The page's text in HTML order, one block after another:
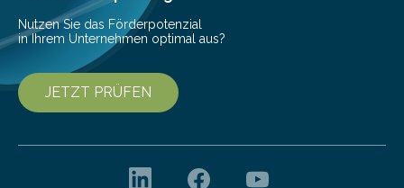
Nutzen Sie das Förderpotenzial
in Ihrem Unternehmen optimal aus?
JETZT PRÜFEN